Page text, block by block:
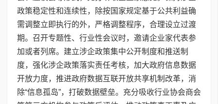
政策稳定性和连续性，除按国家规定基于公共利益确
需调整立即执行的外，严格调整程序，合理设立过渡
期。召开专题性、行业性会议时，邀请企业家代表参
加或者列席。建立涉企政策集中公开制度和推送制
度，强化涉企政策落实责任考核，加大政府信息数据
开放力度，推进政府数据互联开放共享机制改革，消
除“信息孤岛”，打破数据壁垒。充分吸收行业协会商会